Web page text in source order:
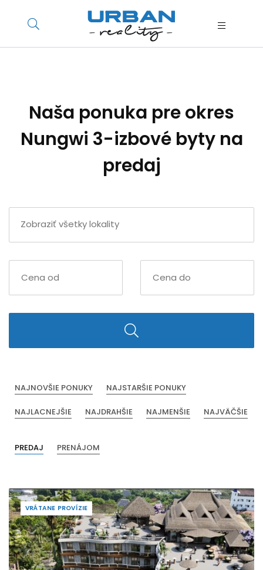
Naša ponuka pre okres
Nungwi 3-izbové byty na
predaj
NAJNOVŠIE PONUKY NAJSTARŠIE PONUKY
NAJLACNEJŠIE NAJDRAHŠIE NAJMENŠIE NAJVÄČŠIE
PREDAJ PRENÁJOM
VRÁTANE PROVÍZIE